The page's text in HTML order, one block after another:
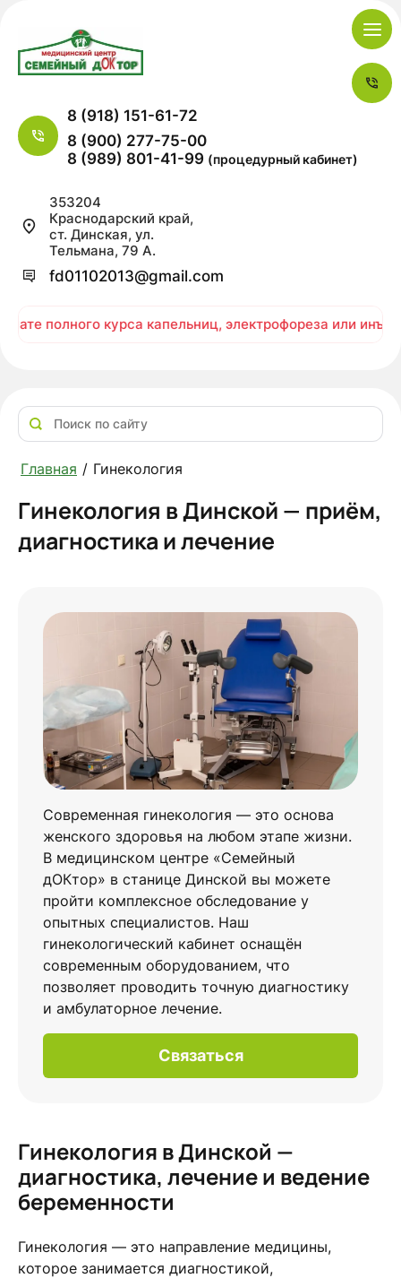
8 (918) 151-61-72
8 (900) 277-75-00
8 (989) 801-41-99 (процедурный кабинет)
353204
Краснодарский край,
ст. Динская, ул.
Тельмана, 79 А.
fd01102013@gmail.com
полного курса капельниц, электрофореза или
Главная / Гинекология
Гинекология в Динской — приём,
диагностика и лечение
Современная гинекология — это основа
женского здоровья на любом этапе жизни.
В медицинском центре «Семейный
дОКтор» в станице Динской вы можете
пройти комплексное обследование у
опытных специалистов. Наш
гинекологический кабинет оснащён
современным оборудованием, что
позволяет проводить точную диагностику
и амбулаторное лечение.
Связаться
Гинекология в Динской —
диагностика, лечение и ведение
беременности
Гинекология — это направление медицины,
которое занимается диагностикой,